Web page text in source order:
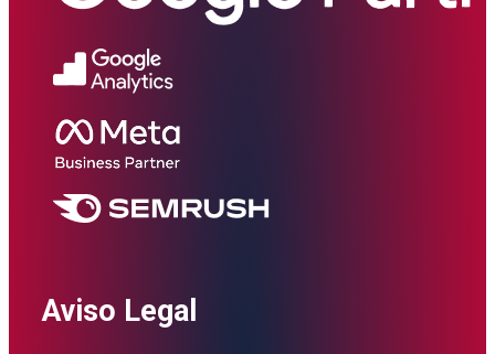
Aviso Legal